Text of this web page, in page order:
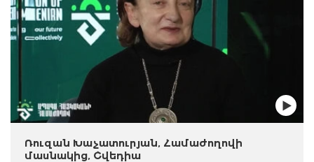
Ռուզան Խաչատուրյան, Համաժողովի
մասնակից, Շվեդիա